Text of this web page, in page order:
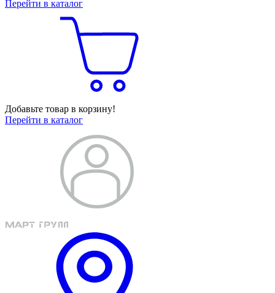
Перейти в каталог
Добавьте товар в корзину!
Перейти в каталог